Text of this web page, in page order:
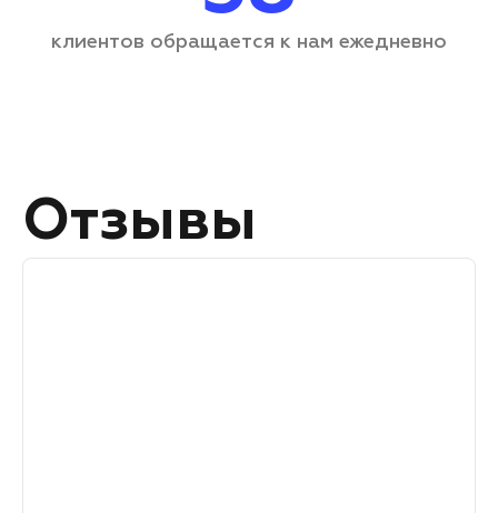
клиентов обращается к нам ежедневно
Отзывы